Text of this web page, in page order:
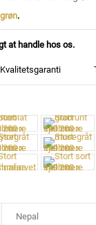
.
at handle hos os.
Kvalitetsgaranti
Nepal